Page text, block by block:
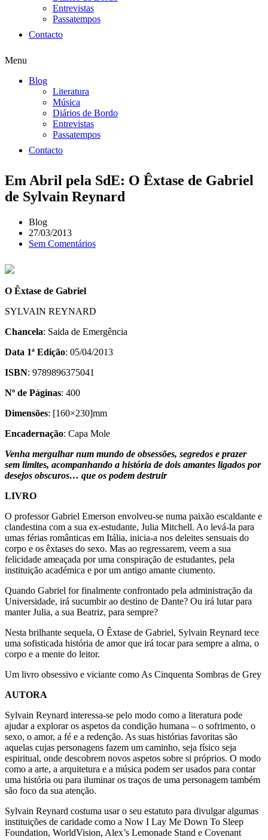
Entrevistas
Passatempos
Contacto
Menu
Blog
Literatura
Música
Diários de Bordo
Entrevistas
Passatempos
Contacto
Em Abril pela SdE: O Êxtase de Gabriel
de Sylvain Reynard
Blog
27/03/2013
Sem Comentários
O Êxtase de Gabriel
SYLVAIN REYNARD
Chancela: Saida de Emergência
Data 1ª Edição: 05/04/2013
ISBN: 9789896375041
Nº de Páginas: 400
Dimensões: [160×230]mm
Encadernação: Capa Mole
Venha mergulhar num mundo de obsessões, segredos e prazer
sem limites, acompanhando a história de dois amantes ligados por
desejos obscuros… que os podem destruir
LIVRO
O professor Gabriel Emerson envolveu-se numa paixão escaldante e
clandestina com a sua ex-estudante, Julia Mitchell. Ao levá-la para
umas férias românticas em Itália, inicia-a nos deleites sensuais do
corpo e os êxtases do sexo. Mas ao regressarem, veem a sua
felicidade ameaçada por uma conspiração de estudantes, pela
instituição académica e por um antigo amante ciumento.
Quando Gabriel for finalmente confrontado pela administração da
Universidade, irá sucumbir ao destino de Dante? Ou irá lutar para
manter Julia, a sua Beatriz, para sempre?
Nesta brilhante sequela, O Êxtase de Gabriel, Sylvain Reynard tece
uma sofisticada história de amor que irá tocar para sempre a alma, o
corpo e a mente do leitor.
Um livro obsessivo e viciante como As Cinquenta Sombras de Grey
AUTORA
Sylvain Reynard interessa-se pelo modo como a literatura pode
ajudar a explorar os aspetos da condição humana – o sofrimento, o
sexo, o amor, a fé e a redenção. As suas histórias favoritas são
aquelas cujas personagens fazem um caminho, seja físico seja
espiritual, onde descobrem novos aspetos sobre si próprios. O modo
como a arte, a arquitetura e a música podem ser usados para contar
uma história ou para iluminar os traços de uma personagem também
são foco da sua atenção.
Sylvain Reynard costuma usar o seu estatuto para divulgar algumas
instituições de caridade como a Now I Lay Me Down To Sleep
Foundation, WorldVision, Alex’s Lemonade Stand e Covenant